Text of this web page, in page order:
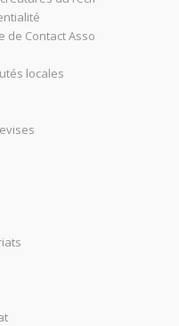
de Contact Asso
locales